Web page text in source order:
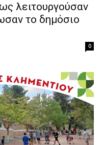
λειτουργούσαν
το δημόσιο
0